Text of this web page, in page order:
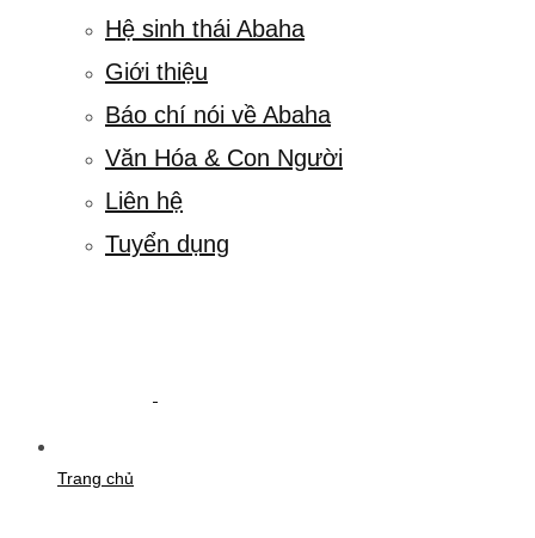
Hệ sinh thái Abaha
Giới thiệu
Báo chí nói về Abaha
Văn Hóa & Con Người
Liên hệ
Tuyển dụng
Trang chủ